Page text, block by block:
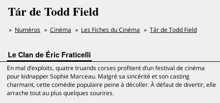
Tár de Todd Field
Numéros Cinéma Les Fiches du Cinéma Tár de Todd Field
Le Clan de Éric Fraticelli
En mal d’exploits, quatre truands corses profitent d’un festival de cinéma
pour kidnapper Sophie Marceau. Malgré sa sincérité et son casting
charmant, cette comédie populaire peine à décoller. À défaut de divertir, elle
arrache tout au plus quelques sourires.